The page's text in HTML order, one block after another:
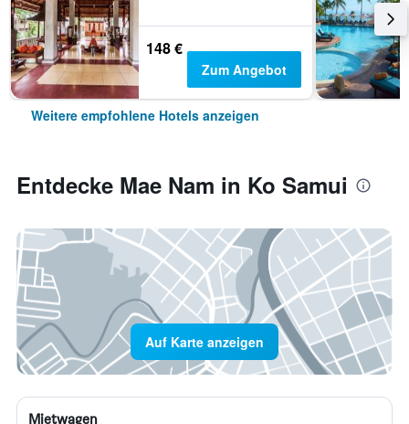
148 €
Zum Angebot
Weitere empfohlene Hotels anzeigen
Entdecke Mae Nam in Ko Samui
Auf Karte anzeigen
Mietwagen